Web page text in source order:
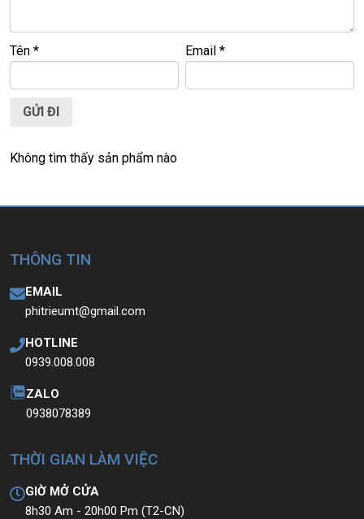
hãng check! >>>
Tên * Email*
Không tìm thấy sản phẩm nào
THÔNG TIN
EMAIL
phitrieumt@gmail.com
HOTLINE
0939.008.008
ZALO
0938078389
THỜI GIAN LÀM VIỆC
GIỜ MỞ CỬA
8h30 Am - 20h00 Pm (T2-CN)